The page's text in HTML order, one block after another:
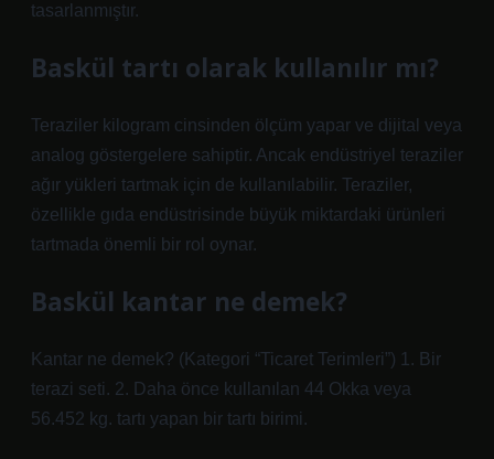
tasarlanmıştır.
Baskül tartı olarak kullanılır mı?
Teraziler kilogram cinsinden ölçüm yapar ve dijital veya
analog göstergelere sahiptir. Ancak endüstriyel teraziler
ağır yükleri tartmak için de kullanılabilir. Teraziler,
özellikle gıda endüstrisinde büyük miktardaki ürünleri
tartmada önemli bir rol oynar.
Baskül kantar ne demek?
Kantar ne demek? (Kategori “Ticaret Terimleri”) 1. Bir
terazi seti. 2. Daha önce kullanılan 44 Okka veya
56.452 kg. tartı yapan bir tartı birimi.